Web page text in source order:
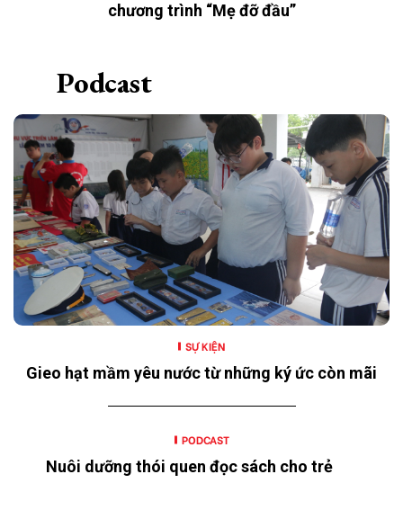
chương trình “Mẹ đỡ đầu”
Podcast
SỰ KIỆN
Gieo hạt mầm yêu nước từ những ký ức còn mãi
PODCAST
Nuôi dưỡng thói quen đọc sách cho trẻ